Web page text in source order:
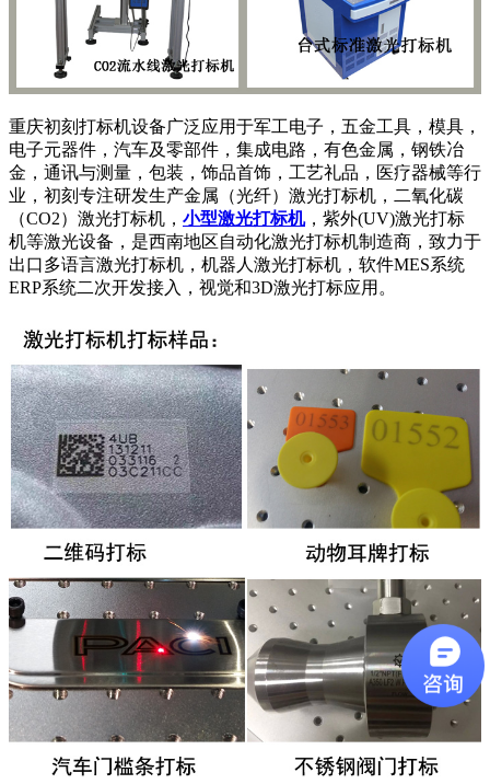
重庆初刻打标机设备广泛应用于军工电子，五金工具，模具，
电子元器件，汽车及零部件，集成电路，有色金属，钢铁冶
金，通讯与测量，包装，饰品首饰，工艺礼品，医疗器械等行
业，初刻专注研发生产金属（光纤）激光打标机，二氧化碳
（CO2）激光打标机， 小型激光打标机，紫外(UV)激光打标
机等激光设备，是西南地区自动化激光打标机制造商，致力于
出口多语言激光打标机，机器人激光打标机，软件MES系统
ERP系统二次开发接入，视觉和3D激光打标应用。